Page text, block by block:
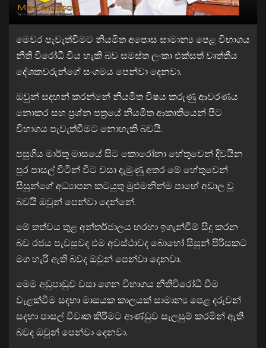
මෙවර පැවැත්වීමට නියමිත අපොස සාමාන්‍ය පෙළ විභාගය
නීති විරෝධී විය හැකි බව සමස්ත ලංකා එක්සත් වෘත්තීය
දේශකවරුන්ගේ සංගමය පෙන්වා දෙනවා.
ඔවුන් සදහන් කරන්නේ නියමිත විෂය කරුණු ආවරණය
නොකර සහ ප්‍රශ්න පත්‍රයේ නියමිත ආකෘතියෙන් පිට
විභාගය පැවැත්වීමට නොහැකි බවයි.
පසුගිය මාර්තු මාසයේ සිට කොරෝනා හේතුවෙන් දිවයින
පුර පාසල් විටින් විට වසා දැමුණු අතර මේ හේතුවෙන්
සිසුන්ගේ අධ්‍යාපන කටයුතු මුළුමනින්ම පාහේ අඩාල වූ
බවයි ඔවුන් පෙන්වා දෙන්නේ.
මේ තත්වය තුළ අන්තර්ජාලය හරහා ඉගැන්වීම් සිදු කරන
බව රජය පැවසුවද එම අවස්ථාවද බොහෝ සිසුන් පිරිසකට
මග හැරී ඇති බවද ඔවුන් පෙන්වා දෙනවා.
මෙම අඩුපාඩුව වසා ගෙන විභාගය නීතිවිරෝධී වීම
වැළක්වීම සඳහා මාසයක කාලයක් සාමාන්‍ය පෙළ දරුවන්
සදහා පාසල් විවෘත කිරීමට ආණ්ඩුව සැලසුම් කරමින් ඇති
බවද ඔවුන් පෙන්වා දෙනවා.